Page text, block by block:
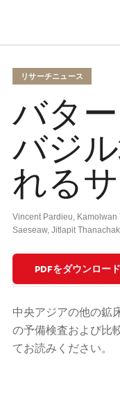
リサーチニュース
バタ
バジ
れる
Vincent Pardieu,
Saeseaw, Jitlapit
PDFをダウンロード
中央アジアの他の鉱
の予備検査および比
てお読みください。